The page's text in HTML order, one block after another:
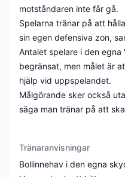
motståndaren inte får gå.
Spelarna tränar på att
sin egen defensiva zon,
Antalet spelare i den
begränsat, men målet är
hjälp vid uppspelandet.
Målgörande sker också
säga man tränar på att
Tränaranvisningar
Bollinnehav i den egna